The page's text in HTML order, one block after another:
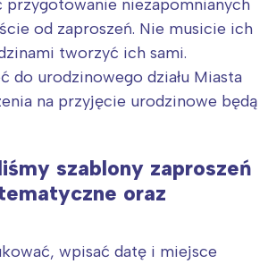
przygotowanie niezapomnianych
od zaproszeń. Nie musicie ich
tworzyć ich sami.
do urodzinowego działu Miasta
na przyjęcie urodzinowe będą
szablony zaproszeń
oraz
wpisać datę i miejsce